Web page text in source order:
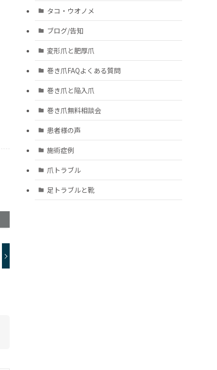
タコ・ウオノメ
ブログ/告知
変形爪と肥厚爪
巻き爪FAQよくある質問
巻き爪と陥入爪
巻き爪無料相談会
患者様の声
施術症例
爪トラブル
足トラブルと靴